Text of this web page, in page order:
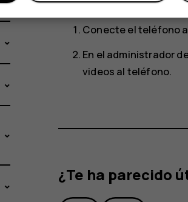
computadora.
Conecte el teléfono
En el administrador
videos al teléfono.
¿Te ha parecido